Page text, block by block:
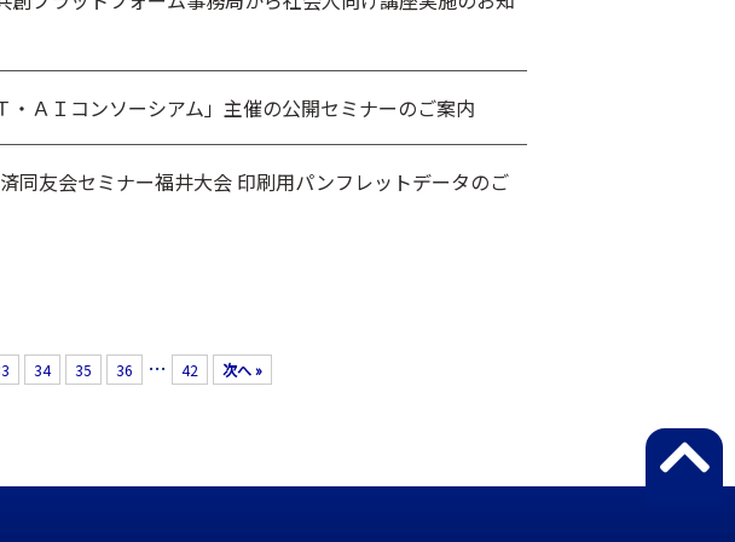
・ＡＩコンソーシアム」主催の公開セミナーのご案内
同友会セミナー福井大会 印刷用パンフレットデータのご
34 35 36 … 42 次へ »